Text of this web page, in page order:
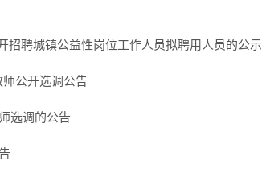
招聘城镇公益性岗位工作人员拟聘用人员的公示
公开选调公告
选调的公告